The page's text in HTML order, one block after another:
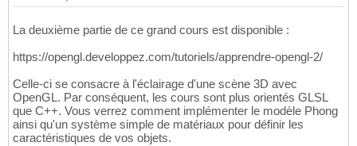
La deuxième partie de ce grand cours est disponible :
https://opengl.developpez.com/tutoriels/apprendre-opengl-2/
Celle-ci se consacre à l'éclairage d'une scène 3D avec
OpenGL. Par conséquent, les cours sont plus orientés GLSL
que C++. Vous verrez comment implémenter le modèle Phong
ainsi qu'un système simple de matériaux pour définir les
caractéristiques de vos objets.